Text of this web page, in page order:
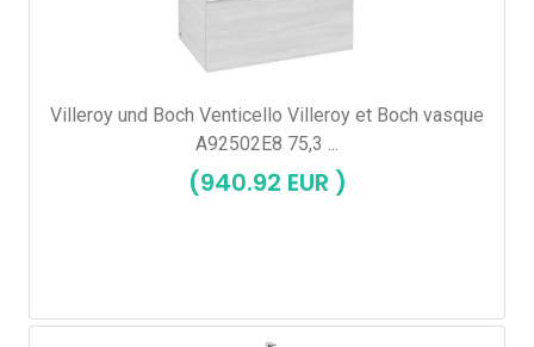
Villeroy und Boch Venticello Villeroy et Boch vasque
A92502E8 75,3 ...
(940.92 EUR )